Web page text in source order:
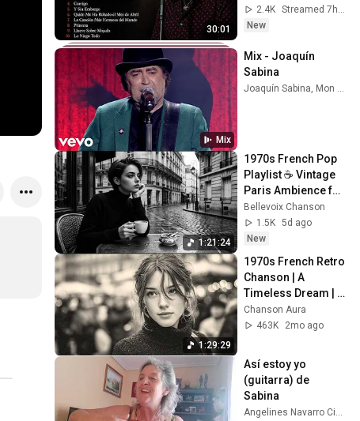
30:01
2.4K
Streamed 7h ago
New
Mix
Mix - Joaquín
Sabina
1:21:24
1970s French Pop
Playlist ☕ Vintage
Paris Ambience for
Relaxing Mornings
Bellevoix Chanson
1.5K 5d ago
New
1:29:29
1970s French Retro
Chanson | A
Timeless Dream |
Slow Cafe Moments
(60s 70s 80s)
Chanson Aura
463K
2mo ago
Así estoy yo
(guitarra) de
Sabina